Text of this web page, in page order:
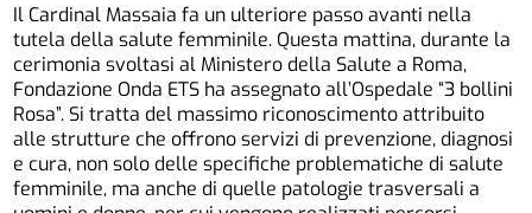
Il Cardinal Massaia fa un ulteriore passo avanti nella
tutela della salute femminile. Questa mattina, durante la
cerimonia svoltasi al Ministero della Salute a Roma,
Fondazione Onda ETS ha assegnato all’Ospedale “3 bollini
Rosa”. Si tratta del massimo riconoscimento attribuito
alle strutture che offrono servizi di prevenzione, diagnosi
e cura, non solo delle specifiche problematiche di salute
femminile, ma anche di quelle patologie trasversali a